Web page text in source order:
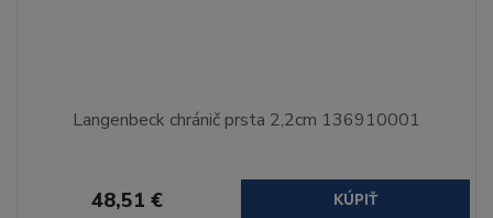
Langenbeck chránič prsta 2,2cm 136910001
48,51 € KÚPIŤ